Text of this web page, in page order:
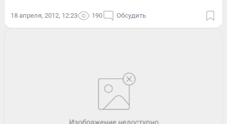
18 апреля, 2012, 12:23 190 Обсудить